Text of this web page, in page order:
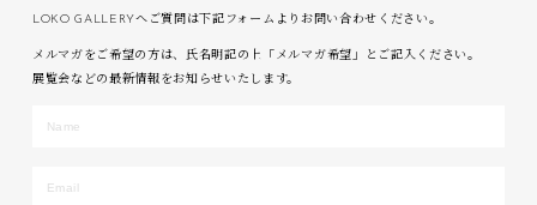
LOKO GALLERYへご質問は下記フォームよりお問い合わせください。
メルマガをご希望の方は、氏名明記の上「メルマガ希望」とご記入ください。
展覧会などの最新情報をお知らせいたします。